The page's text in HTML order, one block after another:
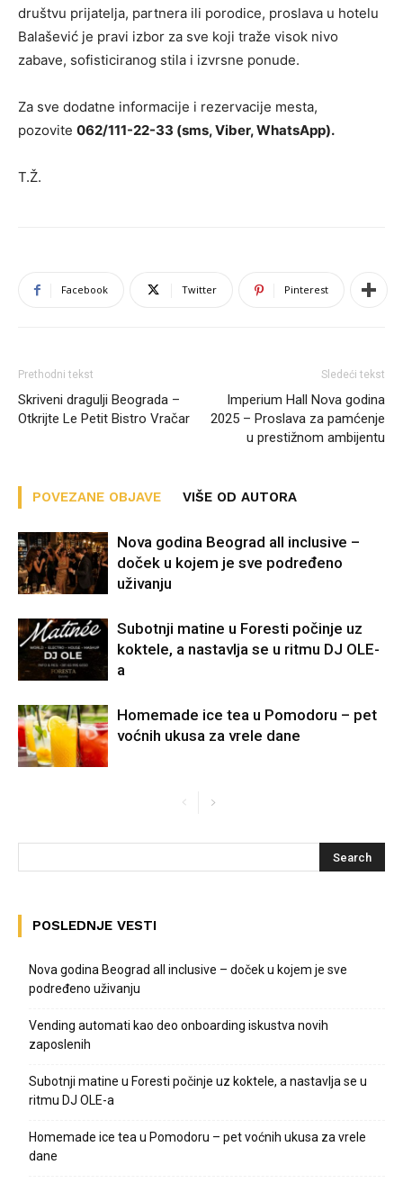
društvu prijatelja, partnera ili porodice, proslava u hotelu
Balašević je pravi izbor za sve koji traže visok nivo
zabave, sofisticiranog stila i izvrsne ponude.
Za sve dodatne informacije i rezervacije mesta,
pozovite 062/111-22-33 (sms, Viber, WhatsApp).
T.Ž.
Facebook Twitter Pinterest
Prethodni tekst
Skriveni dragulji Beograda –
Otkrijte Le Petit Bistro Vračar
Sledeći tekst
Imperium Hall Nova godina
2025 – Proslava za pamćenje
u prestižnom ambijentu
POVEZANE OBJAVE VIŠE OD AUTORA
Nova godina Beograd all inclusive –
doček u kojem je sve podređeno
uživanju
Subotnji matine u Foresti počinje uz
koktele, a nastavlja se u ritmu DJ OLE-
a
Homemade ice tea u Pomodoru – pet
voćnih ukusa za vrele dane
POSLEDNJE VESTI
Nova godina Beograd all inclusive – doček u kojem je sve
podređeno uživanju
Vending automati kao deo onboarding iskustva novih
zaposlenih
Subotnji matine u Foresti počinje uz koktele, a nastavlja se u
ritmu DJ OLE-a
Homemade ice tea u Pomodoru – pet voćnih ukusa za vrele
dane